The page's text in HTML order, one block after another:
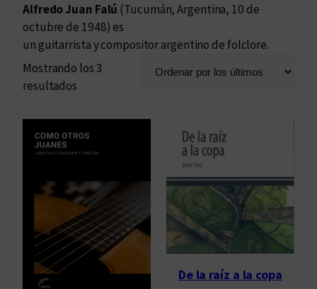
Alfredo Juan Falú (Tucumán, Argentina, 10 de
octubre de 1948) es
un guitarrista y compositor argentino de folclore.
Mostrando los 3
resultados
d
e
n
d
o
p
o
r
De la raíz a la copa